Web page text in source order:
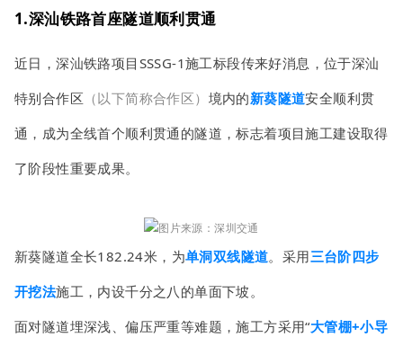
1.深汕铁路首座隧道顺利贯通
近日，深汕铁路项目SSSG-1施工标段传来好消息，位于深汕
特别合作区 （以下简称合作区） 境内的新葵隧道安全顺利贯
通，成为全线首个顺利贯通的隧道，标志着项目施工建设取得
了阶段性重要成果。
图片来源：深圳交通
新葵隧道全长182.24米，为单洞双线隧道。采用三台阶四步
开挖法施工，内设千分之八的单面下坡。
面对隧道埋深浅、偏压严重等难题，施工方采用“大管棚+小导